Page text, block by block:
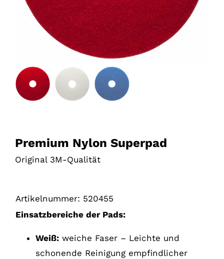
Premium Nylon Superpad
Original 3M-Qualität
Artikelnummer: 520455
Einsatzbereiche der Pads:
Weiß: weiche Faser – Leichte und
schonende Reinigung empfindlicher